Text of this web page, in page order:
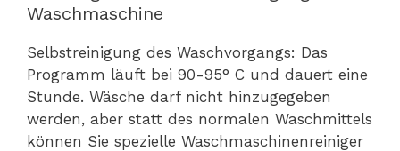
Waschmaschine
Selbstreinigung des Waschvorgangs: Das
Programm läuft bei 90-95° C und dauert eine
Stunde. Wäsche darf nicht hinzugegeben
werden, aber statt des normalen Waschmittels
können Sie spezielle Waschmaschinenreiniger